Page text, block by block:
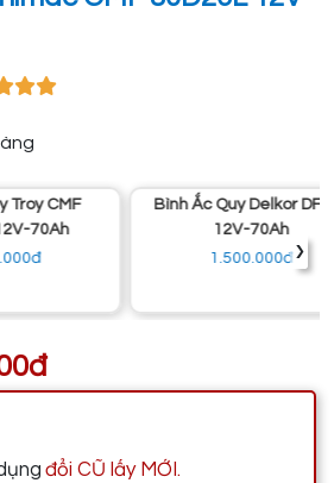
Bình Ắc Quy Delkor DF70L
12V-70Ah
1.500.000đ
›
đổi CŨ lấy MỚI.